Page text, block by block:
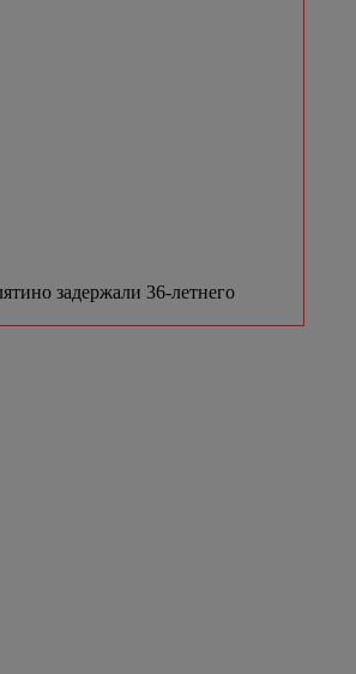
задержали 36-летнего